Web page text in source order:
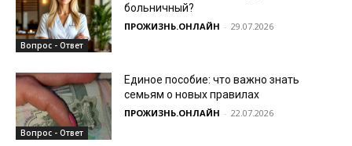
Вопрос - Ответ
больничный?
ПРОЖИЗНЬ.ОНЛАЙН - 29.07.2026
Вопрос - Ответ
Единое пособие: что важно знать
семьям о новых правилах
ПРОЖИЗНЬ.ОНЛАЙН - 22.07.2026